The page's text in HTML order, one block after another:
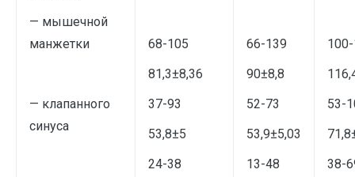
— мышечной
манжетки
— клапанного
синуса
68-105
81,3±8,36
37-93
53,8±5
24-38
66-139
90±8,8
52-73
53,9±5,03
13-48
53-
38-